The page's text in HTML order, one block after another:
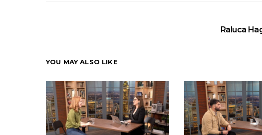
Raluca
YOU MAY ALSO LIKE